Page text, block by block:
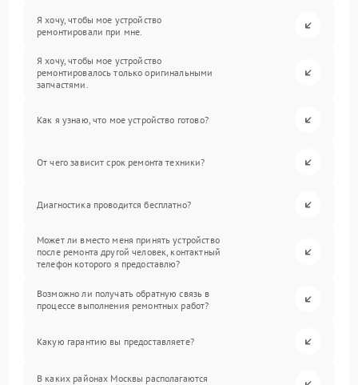
Я хочу, чтобы мое устройство
ремонтировали при мне.
Я хочу, чтобы мое устройство
ремонтировалось только оригинальными
запчастями.
Как я узнаю, что мое устройство готово?
От чего зависит срок ремонта техники?
Диагностика проводится бесплатно?
Может ли вместо меня принять устройство
после ремонта другой человек, контактный
телефон которого я предоставлю?
Возможно ли получать обратную связь в
процессе выполнения ремонтных работ?
Какую гарантию вы предоставляете?
В каких районах Москвы располагаются